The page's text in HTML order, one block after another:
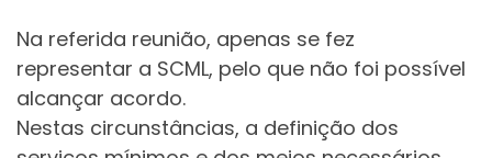
Na referida reunião, apenas se fez
representar a SCML, pelo que não foi possível
alcançar acordo.
Nestas circunstâncias, a definição dos